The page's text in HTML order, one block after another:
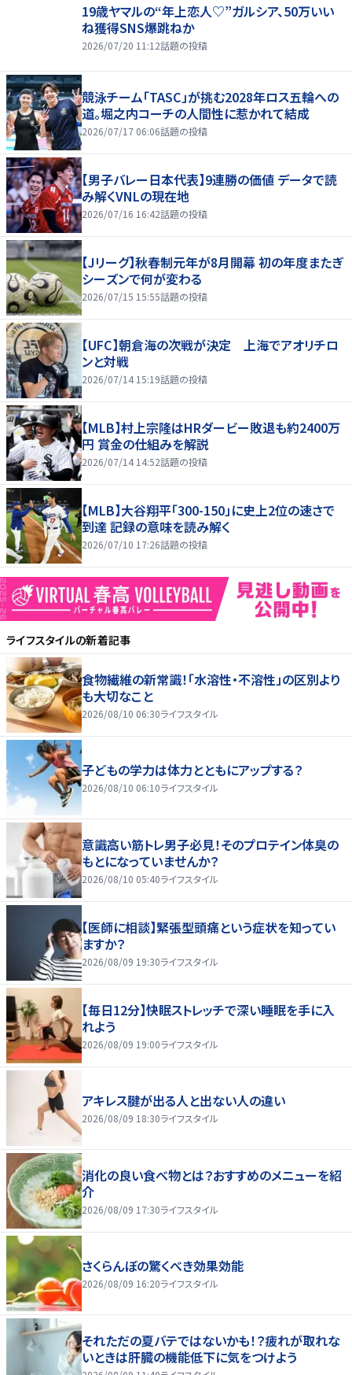
19歳ヤマルの“年上恋人♡”ガルシア、50万いい
ね獲得SNS爆跳ねか
2026/07/20 11:12話題の投稿
競泳チーム「TASC」が挑む2028年ロス五輪への
道。堀之内コーチの人間性に惹かれて結成
2026/07/17 06:06話題の投稿
【男子バレー日本代表】9連勝の価値 データで読
み解くVNLの現在地
2026/07/16 16:42話題の投稿
【Jリーグ】秋春制元年が8月開幕 初の年度またぎ
シーズンで何が変わる
2026/07/15 15:55話題の投稿
【UFC】朝倉海の次戦が決定 上海でアオリチロ
ンと対戦
2026/07/14 15:19話題の投稿
【MLB】村上宗隆はHRダービー敗退も約2400万
円 賞金の仕組みを解説
2026/07/14 14:52話題の投稿
【MLB】大谷翔平「300-150」に史上2位の速さで
到達 記録の意味を読み解く
2026/07/10 17:26話題の投稿
ライフスタイルの新着記事
食物繊維の新常識！「水溶性・不溶性」の区別より
も大切なこと
2026/08/10 06:30ライフスタイル
子どもの学力は体力とともにアップする？
2026/08/10 06:10ライフスタイル
意識高い筋トレ男子必見！そのプロテイン体臭の
もとになっていませんか？
2026/08/10 05:40ライフスタイル
【医師に相談】緊張型頭痛という症状を知ってい
ますか？
2026/08/09 19:30ライフスタイル
【毎日12分】快眠ストレッチで深い睡眠を手に入
れよう
2026/08/09 19:00ライフスタイル
アキレス腱が出る人と出ない人の違い
2026/08/09 18:30ライフスタイル
消化の良い食べ物とは？おすすめのメニューを紹
介
2026/08/09 17:30ライフスタイル
さくらんぼの驚くべき効果効能
2026/08/09 16:20ライフスタイル
それただの夏バテではないかも！？疲れが取れな
いときは肝臓の機能低下に気をつけよう